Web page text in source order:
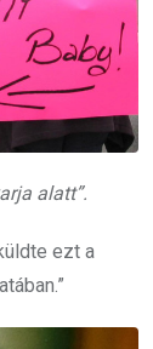
alatt”.
ezt a